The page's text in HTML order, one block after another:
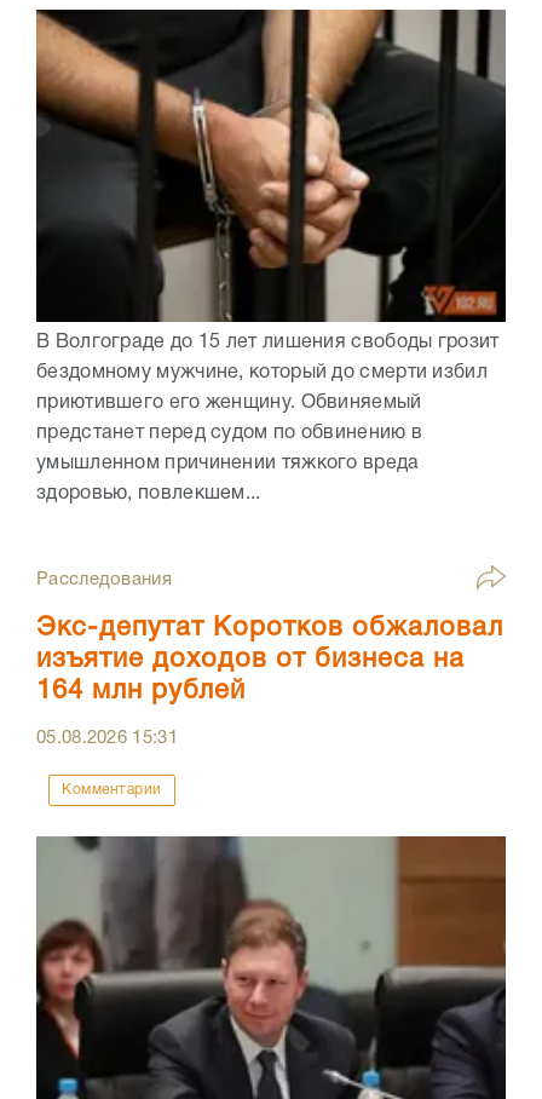
В Волгограде до 15 лет лишения свободы грозит
бездомному мужчине, который до смерти избил
приютившего его женщину. Обвиняемый
предстанет перед судом по обвинению в
умышленном причинении тяжкого вреда
здоровью, повлекшем...
Расследования
Экс-депутат Коротков обжаловал
изъятие доходов от бизнеса на
164 млн рублей
05.08.2026 15:31
Комментарии